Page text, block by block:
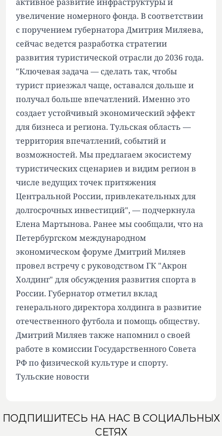
увеличение номерного фонда. В соответствии
с поручением губернатора Дмитрия Миляева,
сейчас ведется разработка стратегии
развития туристической отрасли до 2036 года.
"Ключевая задача — сделать так, чтобы
турист приезжал чаще, оставался дольше и
получал больше впечатлений. Именно это
создает устойчивый экономический эффект
для бизнеса и региона. Тульская область —
территория впечатлений, событий и
возможностей. Мы предлагаем экосистему
туристических сценариев и видим регион в
числе ведущих точек притяжения
Центральной России, привлекательных для
долгосрочных инвестиций", — подчеркнула
Елена Мартынова. Ранее мы сообщали, что на
Петербургском международном
экономическом форуме Дмитрий Миляев
провел встречу с руководством ГК "Акрон
Холдинг" для обсуждения развития спорта в
России. Губернатор отметил вклад
генерального директора холдинга в развитие
отечественного футбола и помощь обществу.
Дмитрий Миляев также напомнил о своей
работе в комиссии Государственного Совета
РФ по физической культуре и спорту.
Тульские новости
ПОДПИШИТЕСЬ НА НАС В СОЦИАЛЬНЫХ
СЕТЯХ